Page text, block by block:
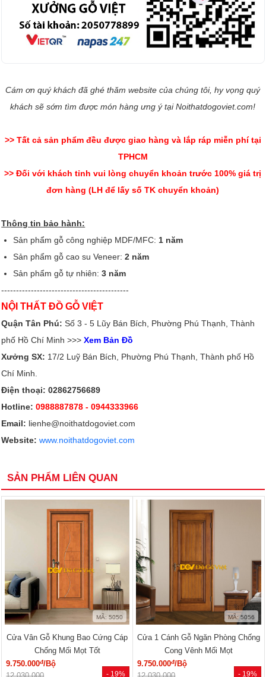
Cám ơn quý khách đã ghé thăm website của chúng tôi, hy vọng quý
khách sẽ sớm tìm được món hàng ưng ý tại Noithatdogoviet.com!
>> Tất cả sản phẩm đều được giao hàng và lắp ráp miễn phí tại
TPHCM
>> Đối với khách tỉnh vui lòng chuyển khoản trước 100% giá trị
đơn hàng (LH để lấy số TK chuyển khoản)
Thông tin bảo hành:
Sản phẩm gỗ công nghiệp MDF/MFC: 1 năm
Sản phẩm gỗ cao su Veneer:2 năm
Sản phẩm gỗ tự nhiên:3 năm
-------------------------------------------
NỘI THẤT ĐỒ GỖ VIỆT
Quận Tân Phú: Số 3 - 5 Lũy Bán Bích, Phường Phú Thạnh, Thành
phố Hồ Chí Minh >>> Xem Bản Đồ
Xưởng SX: 17/2 Luỹ Bán Bích, Phường Phú Thạnh, Thành phố Hồ
Chí Minh.
Điện thoại: 02862756689
Hotline:0988887878 - 0944333966
Email: lienhe@noithatdogoviet.com
Website: www.noithatdogoviet.com
SẢN PHẨM LIÊN QUAN
- 19%
MÃ: 5050
Cửa Vân Gỗ Khung Bao Cứng Cáp
Chống Mối Mọt Tốt
9.750.000đ/Bộ
- 19%
MÃ: 5056
Cửa 1 Cánh Gỗ Ngăn Phòng Chống
Cong Vênh Mối Mọt
9.750.000đ/Bộ